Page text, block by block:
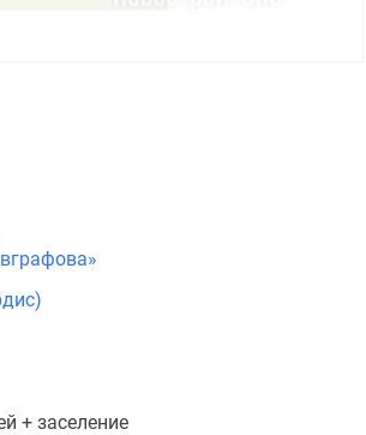
+ заселение